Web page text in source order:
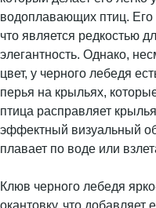
водоплавающих птиц.
что является редкостью
элегантность. Однако,
цвет, у черного лебедя
перья на крыльях,
птица расправляет
эффектный визуальный
плавает по воде или
Клюв черного лебедя
окантовку, что добавляет